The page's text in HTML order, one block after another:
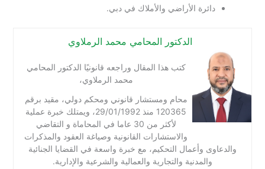
دائرة الأراضي والأملاك في دبي.
الدكتور المحامي محمد الرملاوي
كتب هذا المقال وراجعه قانونيًا الدكتور المحامي
محمد الرملاوي،
محام ومستشار قانوني ومحكم دولي، مقيد برقم
120365 منذ 29/01/1992، ويمتلك خبرة عملية
لأكثر من 30 عاما في المحاماة و التقاضي
والاستشارات القانونية وصياغة العقود والمذكرات
والدعاوى وأعمال التحكيم، مع خبرة واسعة في القضايا الجنائية
والمدنية والتجارية والعمالية والشرعية والإدارية.